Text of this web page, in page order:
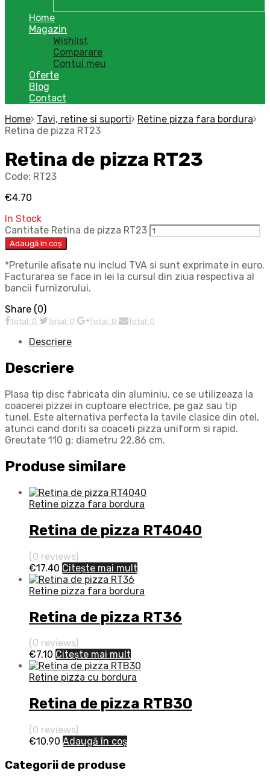
Home
Magazin
Wishlist
Comparare
Contul meu
Oferte
Blog
Contact
Home Tavi, retine si suporti
Retine pizza fara bordura
Retina de pizza RT23
Retina de pizza RT23
Code: RT23
€4.70
In Stock
Cantitate Retina de pizza RT23
Adaugă în coș
*Preturile afisate nu includ TVA si sunt exprimate in euro.
Facturarea se face in lei la cursul din ziua respectiva al
bancii furnizorului.
Share (0)
Total: 0 Total: 0 Total: 0 Total: 0
Descriere
Descriere
Plasa tip disc fabricata din aluminiu, ce se utilizeaza la
coacerei pizzei in cuptoare electrice, pe gaz sau tip
tunel. Este alternativa perfecta la tavile clasice din otel,
atunci cand doriti sa coaceti pizza uniform si rapid.
Greutate 110 g; diametru 22,86 cm.
Produse similare
Retine pizza fara bordura
Retina de pizza RT4040
(0 reviews)
€17.40 Citește mai mult
Retine pizza fara bordura
Retina de pizza RT36
(0 reviews)
€7.10 Citește mai mult
Retine pizza cu bordura
Retina de pizza RTB30
(0 reviews)
€10.90 Adaugă în coș
Categorii de produse